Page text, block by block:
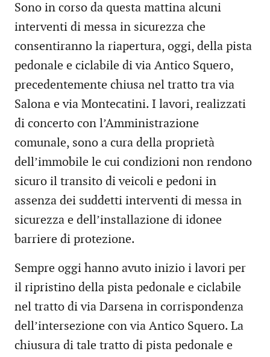
Sono in corso da questa mattina alcuni
interventi di messa in sicurezza che
consentiranno la riapertura, oggi, della pista
pedonale e ciclabile di via Antico Squero,
precedentemente chiusa nel tratto tra via
Salona e via Montecatini. I lavori, realizzati
di concerto con l’Amministrazione
comunale, sono a cura della proprietà
dell’immobile le cui condizioni non rendono
sicuro il transito di veicoli e pedoni in
assenza dei suddetti interventi di messa in
sicurezza e dell’installazione di idonee
barriere di protezione.
Sempre oggi hanno avuto inizio i lavori per
il ripristino della pista pedonale e ciclabile
nel tratto di via Darsena in corrispondenza
dell’intersezione con via Antico Squero. La
chiusura di tale tratto di pista pedonale e